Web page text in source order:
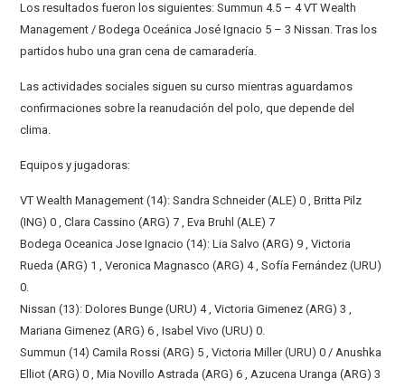
Los resultados fueron los siguientes: Summun 4.5 – 4 VT Wealth
Management / Bodega Oceánica José Ignacio 5 – 3 Nissan. Tras los
partidos hubo una gran cena de camaradería.
Las actividades sociales siguen su curso mientras aguardamos
confirmaciones sobre la reanudación del polo, que depende del
clima.
Equipos y jugadoras:
VT Wealth Management (14): Sandra Schneider (ALE) 0 , Britta Pilz
(ING) 0 , Clara Cassino (ARG) 7 , Eva Bruhl (ALE) 7
Bodega Oceanica Jose Ignacio (14): Lia Salvo (ARG) 9 , Victoria
Rueda (ARG) 1 , Veronica Magnasco (ARG) 4 , Sofía Fernández (URU)
0.
Nissan (13): Dolores Bunge (URU) 4 , Victoria Gimenez (ARG) 3 ,
Mariana Gimenez (ARG) 6 , Isabel Vivo (URU) 0.
Summun (14) Camila Rossi (ARG) 5 , Victoria Miller (URU) 0 / Anushka
Elliot (ARG) 0 , Mia Novillo Astrada (ARG) 6 , Azucena Uranga (ARG) 3